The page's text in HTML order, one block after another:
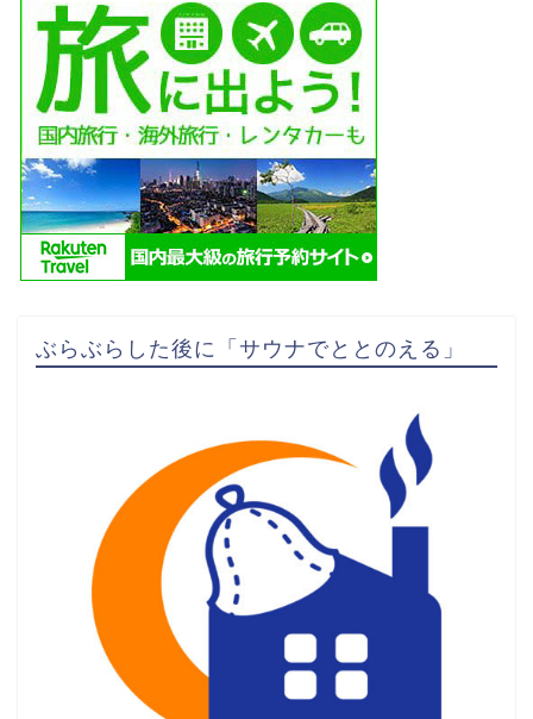
ぶらぶらした後に「サウナでととのえる」